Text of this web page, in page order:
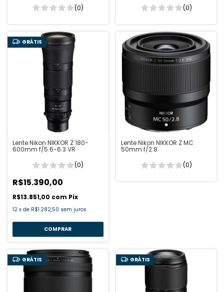
(0)
(0)
GRÁTIS
Lente Nikon NIKKOR Z 180-
600mm f/5.6-6.3 VR
(0)
R$15.390,00
R$13.851,00 com Pix
12 x de R$1.282,50 sem juros
Lente Nikon NIKKOR Z MC
50mm f/2.8
(0)
GRÁTIS GRÁTIS